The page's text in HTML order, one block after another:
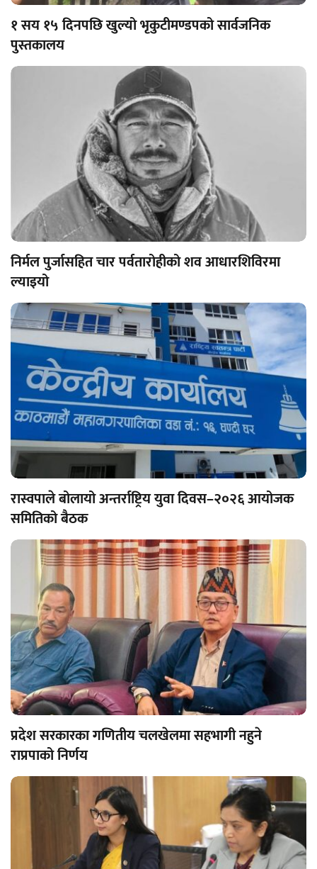
१ सय १५ दिनपछि खुल्यो भृकुटीमण्डपको सार्वजनिक
पुस्तकालय
निर्मल पुर्जासहित चार पर्वतारोहीको शव आधारशिविरमा
ल्याइयो
रास्वपाले बोलायो अन्तर्राष्ट्रिय युवा दिवस–२०२६ आयोजक
समितिको बैठक
प्रदेश सरकारका गणितीय चलखेलमा सहभागी नहुने
राप्रपाको निर्णय